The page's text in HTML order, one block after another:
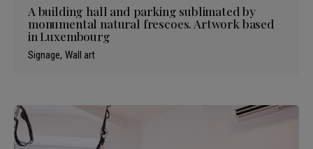
A building hall and parking sublimated by
monumental natural frescoes. Artwork based
in Luxembourg
Signage Wall art